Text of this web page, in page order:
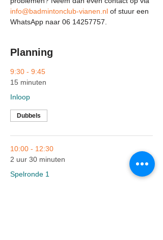
info@badmintonclub-vianen.nl of stuur een
WhatsApp naar 06 14257757.
Planning
9:30 - 9:45
15 minuten
Inloop
Dubbels
10:00 - 12:30
2 uur 30 minuten
Spelronde 1